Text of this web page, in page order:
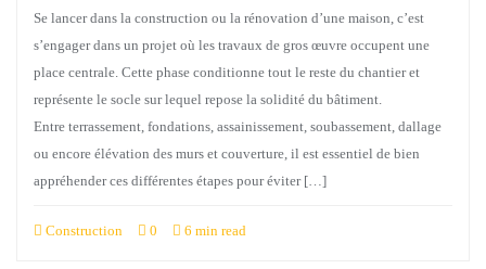
Se lancer dans la construction ou la rénovation d’une maison, c’est
s’engager dans un projet où les travaux de gros œuvre occupent une
place centrale. Cette phase conditionne tout le reste du chantier et
représente le socle sur lequel repose la solidité du bâtiment.
Entre terrassement, fondations, assainissement, soubassement, dallage
ou encore élévation des murs et couverture, il est essentiel de bien
appréhender ces différentes étapes pour éviter […]
Construction 0 6 min read